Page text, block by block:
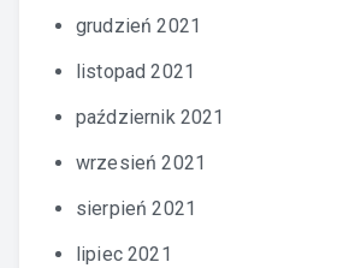
grudzień 2021
listopad 2021
październik 2021
wrzesień 2021
sierpień 2021
lipiec 2021